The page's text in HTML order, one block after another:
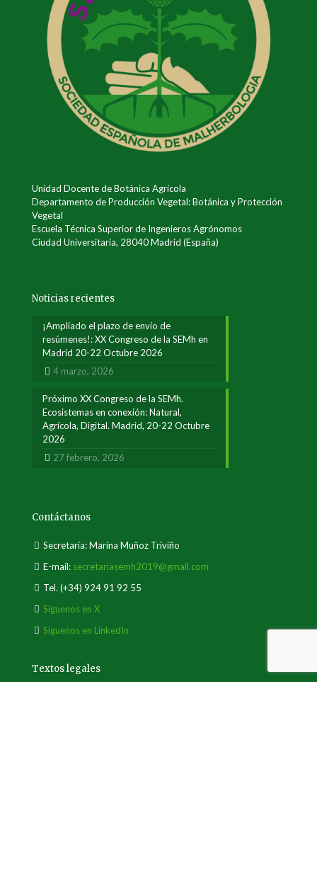
Unidad Docente de Botánica Agrícola
Departamento de Producción Vegetal: Botánica y Protección
Vegetal
Escuela Técnica Superior de Ingenieros Agrónomos
Ciudad Universitaria, 28040 Madrid (España)
Noticias recientes
¡Ampliado el plazo de envío de
resúmenes!: XX Congreso de la SEMh en
Madrid 20-22 Octubre 2026
4 marzo, 2026
Próximo XX Congreso de la SEMh.
Ecosistemas en conexión: Natural,
Agrícola, Digital. Madrid, 20-22 Octubre
2026
27 febrero, 2026
Contáctanos
Secretaría: Marina Muñoz Triviño
E-mail: secretariasemh2019@gmail.com
Tel. (+34) 924 91 92 55
Síguenos en X
Síguenos en LinkedIn
Textos legales